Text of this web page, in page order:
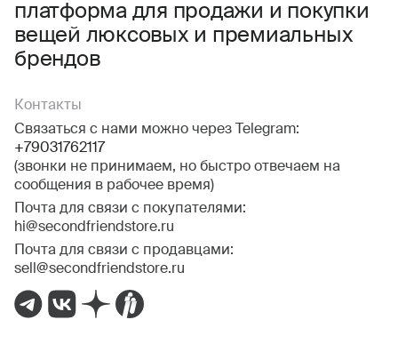
платформа для продажи и покупки
вещей люксовых и премиальных
брендов
Контакты
Связаться с нами можно через Telegram:
+79031762117
(звонки не принимаем, но быстро отвечаем на
сообщения в рабочее время)
Почта для связи с покупателями:
hi@secondfriendstore.ru
Почта для связи с продавцами:
sell@secondfriendstore.ru